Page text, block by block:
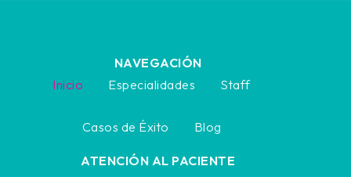
NAVEGACIÓN
Inicio
Especialidades Staff
Casos de Éxito Blog
ATENCIÓN AL PACIENTE